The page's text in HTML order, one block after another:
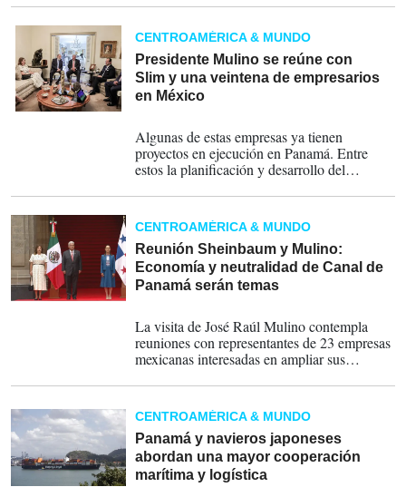
Nacional de la Empresa Privada (Conep).
CENTROAMÉRICA & MUNDO
Presidente Mulino se reúne con
Slim y una veintena de empresarios
en México
Algunas de estas empresas ya tienen
proyectos en ejecución en Panamá. Entre
estos la planificación y desarrollo del
CENTROAMÉRICA & MUNDO
Reunión Sheinbaum y Mulino:
Economía y neutralidad de Canal de
Panamá serán temas
La visita de José Raúl Mulino contempla
reuniones con representantes de 23 empresas
mexicanas interesadas en ampliar sus
primera vez en el país, atraídas por sus
ventajas logísticas y su plataforma de
servicios
CENTROAMÉRICA & MUNDO
Panamá y navieros japoneses
abordan una mayor cooperación
marítima y logística